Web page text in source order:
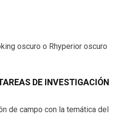
oscuro o Rhyperior oscuro
DE INVESTIGACIÓN
de campo con la temática del